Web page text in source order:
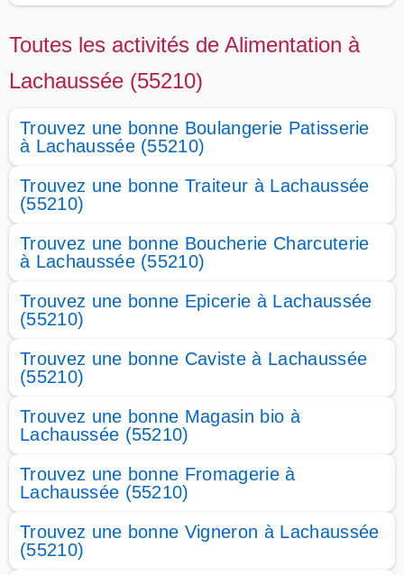
Toutes les activités de Alimentation à
Lachaussée (55210)
Trouvez une bonne Boulangerie Patisserie
à Lachaussée (55210)
Trouvez une bonne Traiteur à Lachaussée
(55210)
Trouvez une bonne Boucherie Charcuterie
à Lachaussée (55210)
Trouvez une bonne Epicerie à Lachaussée
(55210)
Trouvez une bonne Caviste à Lachaussée
(55210)
Trouvez une bonne Magasin bio à
Lachaussée (55210)
Trouvez une bonne Fromagerie à
Lachaussée (55210)
Trouvez une bonne Vigneron à Lachaussée
(55210)